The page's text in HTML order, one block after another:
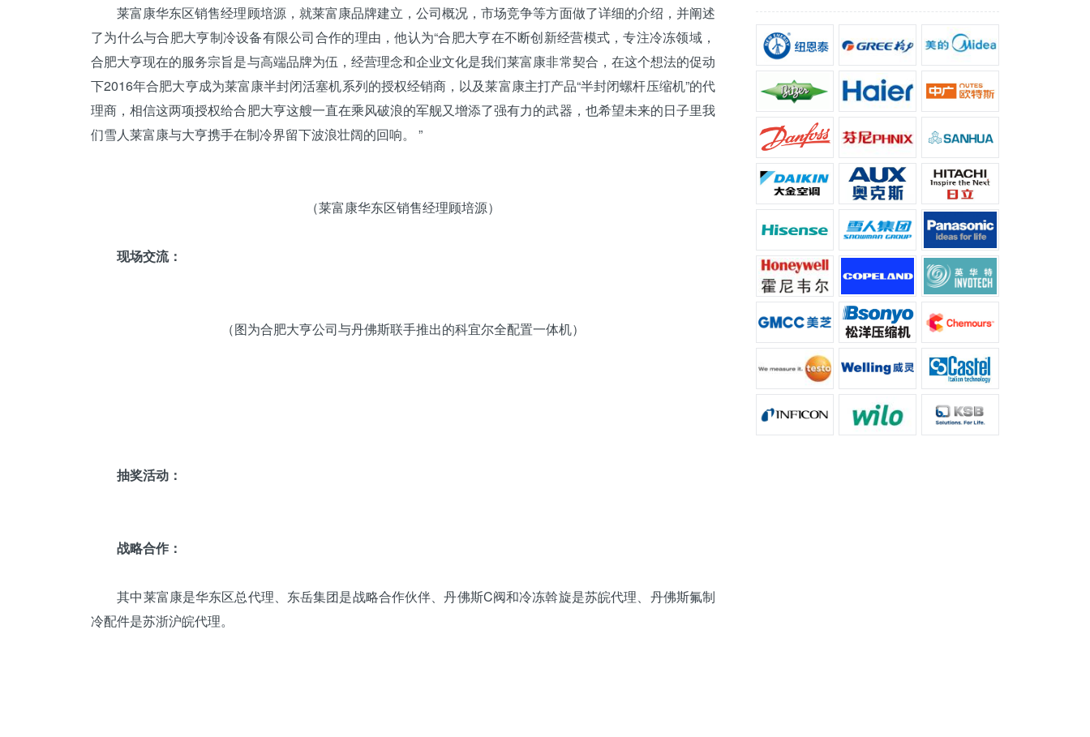
莱富康华东区销售经理顾培源，就莱富康品牌建立，公司概况，市场竞争等方面做了详细的介绍，并阐述
了为什么与合肥大亨制冷设备有限公司合作的理由，他认为“合肥大亨在不断创新经营模式，专注冷冻领域，
合肥大亨现在的服务宗旨是与高端品牌为伍，经营理念和企业文化是我们莱富康非常契合，在这个想法的促动
下2016年合肥大亨成为莱富康半封闭活塞机系列的授权经销商，以及莱富康主打产品“半封闭螺杆压缩机”的代
理商，相信这两项授权给合肥大亨这艘一直在乘风破浪的军舰又增添了强有力的武器，也希望未来的日子里我
们雪人莱富康与大亨携手在制冷界留下波浪壮阔的回响。 ”
（莱富康华东区销售经理顾培源）
现场交流：
（图为合肥大亨公司与丹佛斯联手推出的科宜尔全配置一体机）
抽奖活动：
战略合作：
其中莱富康是华东区总代理、 东岳集团是战略合作伙伴、丹佛斯C阀和冷冻斡旋是苏皖代理、丹佛斯氟制
冷配件是苏浙沪皖代理。